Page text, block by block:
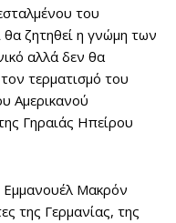
του
ζητηθεί η γνώμη των
αλλά δεν θα
τερματισμό του
Αμερικανού
Γηραιάς Ηπείρου
Μακρόν
της Γερμανίας, της